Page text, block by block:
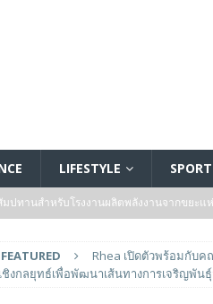
LIFESTYLE
ปทานสำหรับโรงงานผลิตพลังงานจากขยะแ
วบคุมระบบแล้ว
FEATURED
ได้รับรางวัล ‘Best of Show’ ในงาน FMS:
FEATURED
Rhea เปิดตัวพร้อมกับค
ชิงกลยุทธ์เพื่อพัฒนาเส้นทางการเจริญพัน